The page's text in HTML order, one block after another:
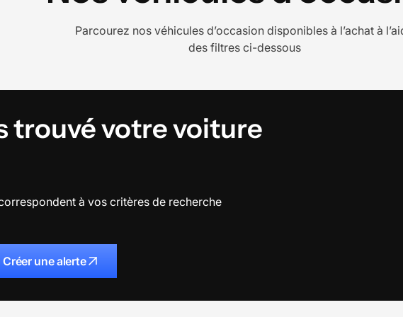
Parcourez nos véhicules d’occasion disponibles à l’achat à
des filtres ci-dessous
trouvé votre voiture
à vos critères de recherche
Créer une alerte